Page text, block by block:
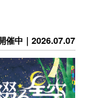
催中｜2026.07.07